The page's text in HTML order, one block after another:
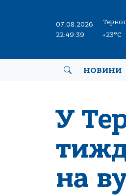
07.08.2026
22:49:40
+23°C
НОВИНИ
У
на